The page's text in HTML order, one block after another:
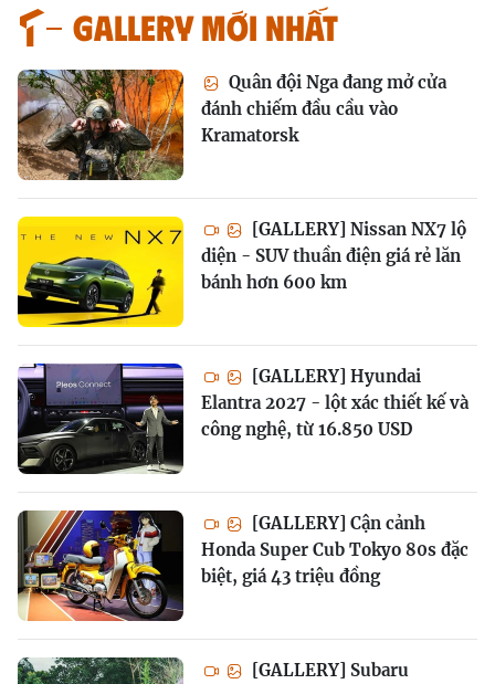
GALLERY MỚI NHẤT
Quân đội Nga đang mở cửa
đánh chiếm đầu cầu vào
Kramatorsk
[GALLERY] Nissan NX7 lộ
diện - SUV thuần điện giá rẻ lăn
bánh hơn 600 km
[GALLERY] Hyundai
Elantra 2027 - lột xác thiết kế và
công nghệ, từ 16.850 USD
[GALLERY] Cận cảnh
Honda Super Cub Tokyo 80s đặc
biệt, giá 43 triệu đồng
[GALLERY] Subaru